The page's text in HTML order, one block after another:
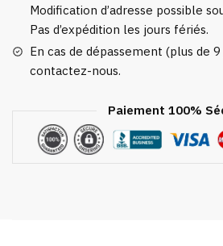
Modification d’adresse possible
Pas d’expédition les jours fériés.
En cas de dépassement (plus de
contactez-nous.
Paiement 100%